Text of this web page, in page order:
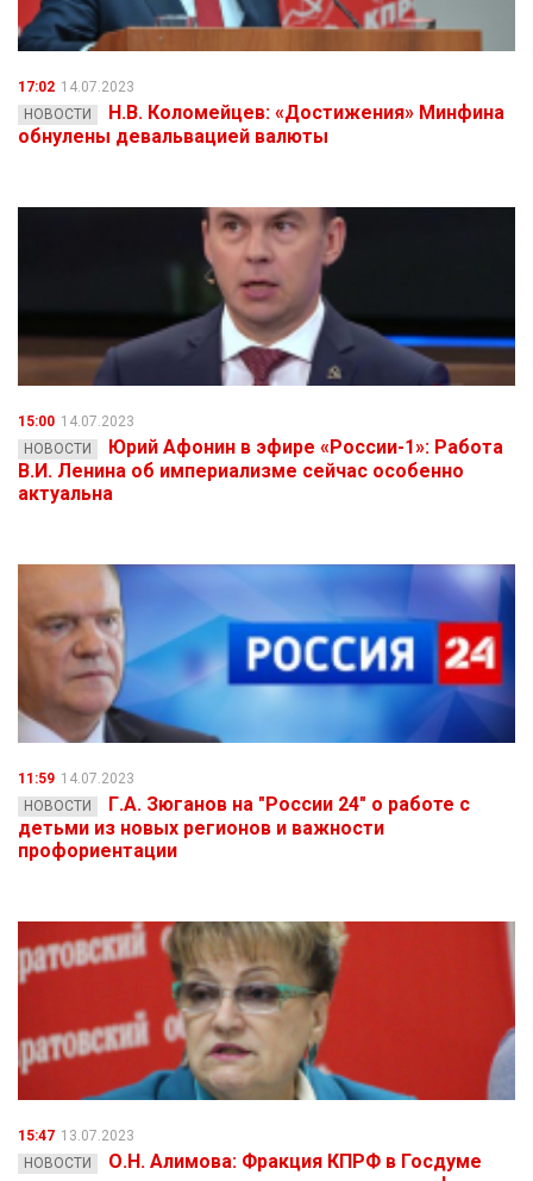
17:02 14.07.2023
НОВОСТИ
Н.В. Коломейцев: «Достижения» Минфина
обнулены девальвацией валюты
15:00 14.07.2023
НОВОСТИ
Юрий Афонин в эфире «России-1»: Работа
В.И. Ленина об империализме сейчас особенно
актуальна
11:59 14.07.2023
НОВОСТИ
Г.А. Зюганов на "России 24" о работе с
детьми из новых регионов и важности
профориентации
15:47 13.07.2023
НОВОСТИ
О.Н. Алимова: Фракция КПРФ в Госдуме